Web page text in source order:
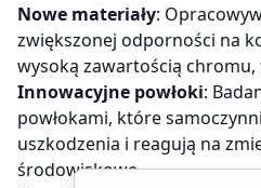
Nowe materiały:
zwiększonej odporności na
wysoką zawartością
Innowacyjne powłoki:
powłokami, które
uszkodzenia i reagują na
środowiskowe.